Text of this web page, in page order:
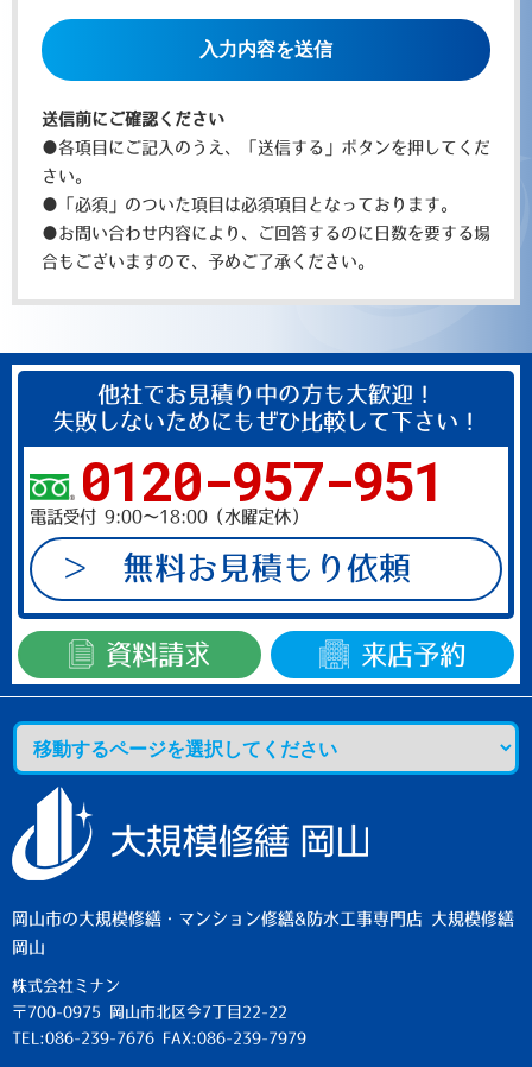
こ
の
ィ
ー
ル
ド
は
空
に
て
だ
さ
い。
送信前にご確認ください
●各項目にご記入のうえ、「送信する」ボタンを押してくだ
さい。
●「必須」のついた項目は必須項目となっております。
●お問い合わせ内容により、ご回答するのに日数を要する場
合もございますので、予めご了承ください。
他社でお見積り中の方も大歓迎！
失敗しないためにもぜひ比較して下さい！
0120-957-951
電話受付 9:00～18:00（水曜定休）
無料お見積もり依頼
資料請求 来店予約
岡山市の大規模修繕・マンション修繕&防水工事専門店 大規模修繕
岡山
株式会社ミナン
〒700-0975 岡山市北区今7丁目22-22
TEL:086-239-7676 FAX:086-239-7979